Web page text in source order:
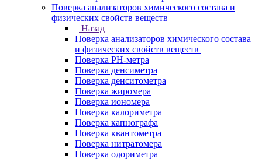
Поверка анализаторов химического состава и
физических свойств веществ
Назад
Поверка анализаторов химического состава
и физических свойств веществ
Поверка PH-метра
Поверка денсиметра
Поверка денситометра
Поверка жиромера
Поверка иономера
Поверка калориметра
Поверка капнографа
Поверка квантометра
Поверка нитратомера
Поверка одориметра